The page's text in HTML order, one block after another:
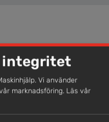
lokalt erbjuder vi
integritet
Vi använder
marknadsföring. Läs vår